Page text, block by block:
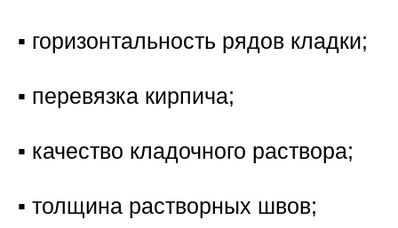
▪️ горизонтальность рядов кладки;
▪️ перевязка кирпича;
▪️ качество кладочного раствора;
▪️ толщина растворных швов;